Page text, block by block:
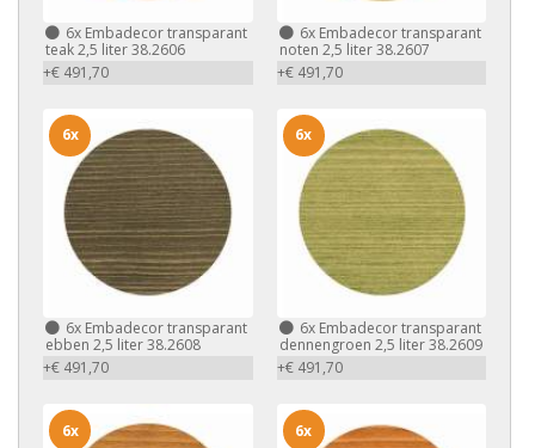
6x Embadecor transparant
teak 2,5 liter 38.2606
+€ 491,70
6xEmbadecor transparant
noten 2,5 liter 38.2607
+€ 491,70
6x Embadecor transparant
ebben 2,5 liter 38.2608
+€ 491,70
6x
6xEmbadecor transparant
dennengroen 2,5 liter 38.2609
+€ 491,70
6x
6x 6x